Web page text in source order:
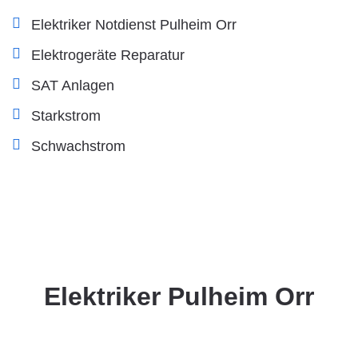
Elektriker Notdienst Pulheim Orr
Elektrogeräte Reparatur
SAT Anlagen
Starkstrom
Schwachstrom
Elektriker Pulheim Orr